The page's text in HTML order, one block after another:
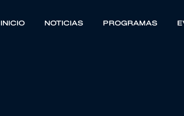
INICIO NOTICIAS PROGRAMAS